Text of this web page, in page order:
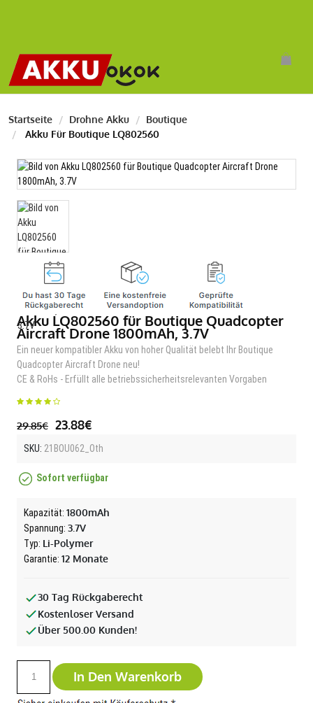
Startseite Drohne Akku
Boutique
Akku Für Boutique LQ802560
Akku LQ802560 für Boutique Quadcopter
Aircraft Drone 1800mAh, 3.7V
Ein neuer kompatibler Akku von hoher Qualität belebt Ihr Boutique
Quadcopter Aircraft Drone neu!
CE & RoHs - Erfüllt alle betriebssicherheitsrelevanten Vorgaben
29.85€ 23.88€
SKU: 21BOU062_Oth
Sofort verfügbar
Kapazität: 1800mAh
Spannung: 3.7V
Typ: Li-Polymer
Garantie: 12 Monate
30 Tag Rückgaberecht
Kostenloser Versand
Über 500.00 Kunden!
In Den Warenkorb